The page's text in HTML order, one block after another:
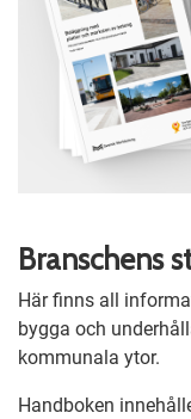
Branschens
Här finns all
bygga och
kommunala ytor.
Handboken